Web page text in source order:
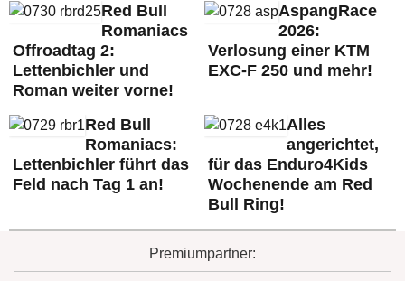
Red Bull
Romaniacs
Offroadtag 2:
Lettenbichler und
Roman weiter vorne!
AspangRace
2026:
Verlosung einer KTM
EXC-F 250 und mehr!
Red Bull
Romaniacs:
Lettenbichler führt das
Feld nach Tag 1 an!
Alles
angerichtet,
für das Enduro4Kids
Wochenende am Red
Bull Ring!
Premiumpartner: